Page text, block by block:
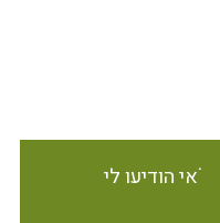
הודיעו לי